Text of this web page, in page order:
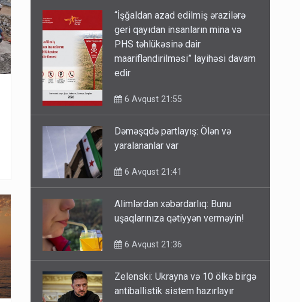
“İşğaldan azad edilmiş ərazilərə
geri qayıdan insanların mina və
PHS təhlükəsinə dair
maarifləndirilməsi” layihəsi davam
edir
6 Avqust 21:55
Dəməşqdə partlayış: Ölən və
yaralananlar var
6 Avqust 21:41
Alimlərdən xəbərdarlıq: Bunu
uşaqlarınıza qətiyyən verməyin!
6 Avqust 21:36
Zelenski: Ukrayna və 10 ölkə birgə
antiballistik sistem hazırlayır